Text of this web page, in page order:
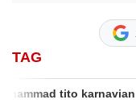
TAG
tito karnavian